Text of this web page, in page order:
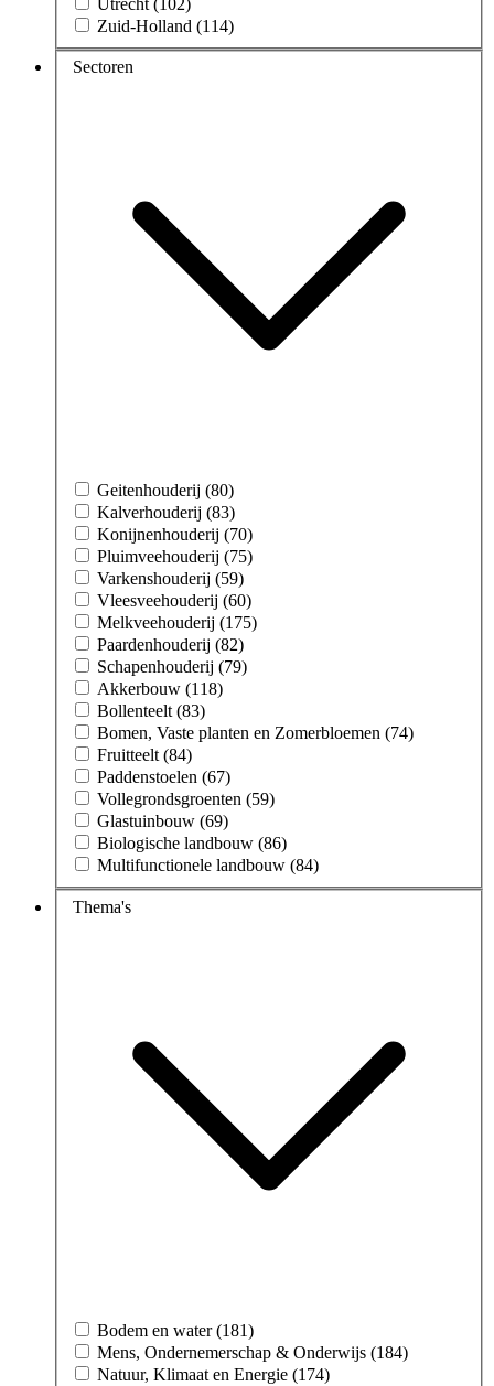
Zuid-Holland (114)
Sectoren
Geitenhouderij (80)
Kalverhouderij (83)
Konijnenhouderij (70)
Pluimveehouderij (75)
Varkenshouderij (59)
Vleesveehouderij (60)
Melkveehouderij (175)
Paardenhouderij (82)
Schapenhouderij (79)
Akkerbouw (118)
Bollenteelt (83)
Bomen, Vaste planten en Zomerbloemen (74)
Fruitteelt (84)
Paddenstoelen (67)
Vollegrondsgroenten (59)
Glastuinbouw (69)
Biologische landbouw (86)
Multifunctionele landbouw (84)
Thema's
Bodem en water (181)
Mens, Ondernemerschap & Onderwijs (184)
Natuur, Klimaat en Energie (174)